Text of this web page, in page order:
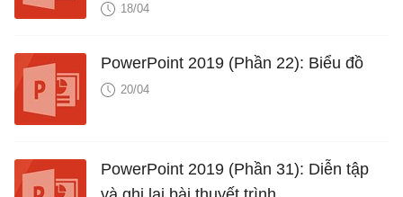
18/04
PowerPoint 2019 (Phần 22): Biểu đồ
20/04
PowerPoint 2019 (Phần 31): Diễn tập